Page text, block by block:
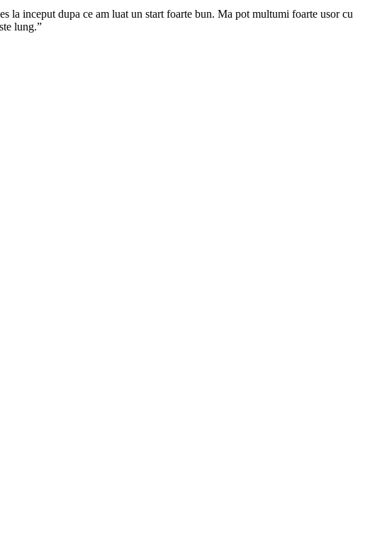
la inceput dupa ce am luat un start foarte bun. Ma pot multumi foarte usor cu
lung.”